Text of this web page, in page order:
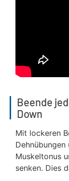
Beende
Down
Mit lockeren
Muskeltonus
senken. Dies